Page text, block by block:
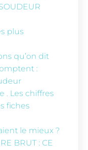
plus
qu’on dit
:
. Les chiffres
fiches
le mieux ?
BRUT : CE